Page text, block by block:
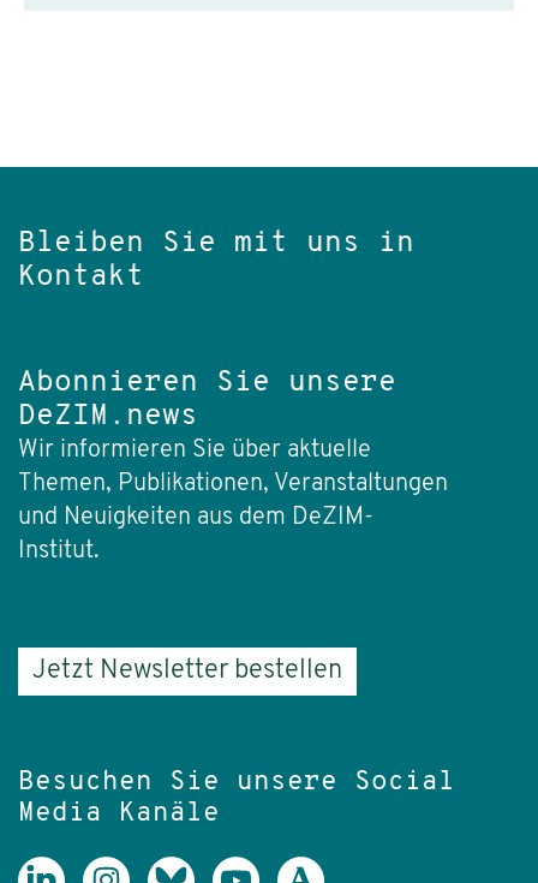
Bleiben Sie mit uns in
Kontakt
Abonnieren Sie unsere
DeZIM.news
Wir informieren Sie über aktuelle
Themen, Publikationen, Veranstaltungen
und Neuigkeiten aus dem DeZIM-
Institut.
Jetzt Newsletter bestellen
Besuchen Sie unsere Social
Media Kanäle